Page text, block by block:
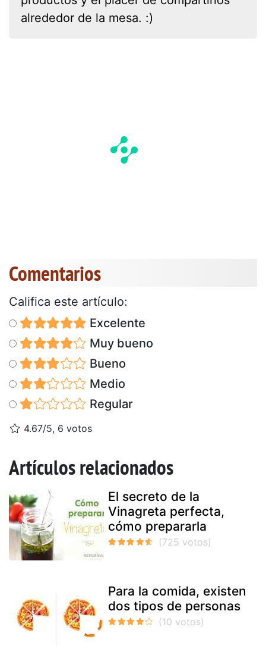
alrededor de la mesa. :)
Comentarios
Califica este artículo:
Excelente
Muy bueno
Bueno
Medio
Regular
4.67/5, 6 votos
Artículos relacionados
El secreto de la
Vinagreta perfecta,
cómo prepararla
Para la comida, existen
dos tipos de personas